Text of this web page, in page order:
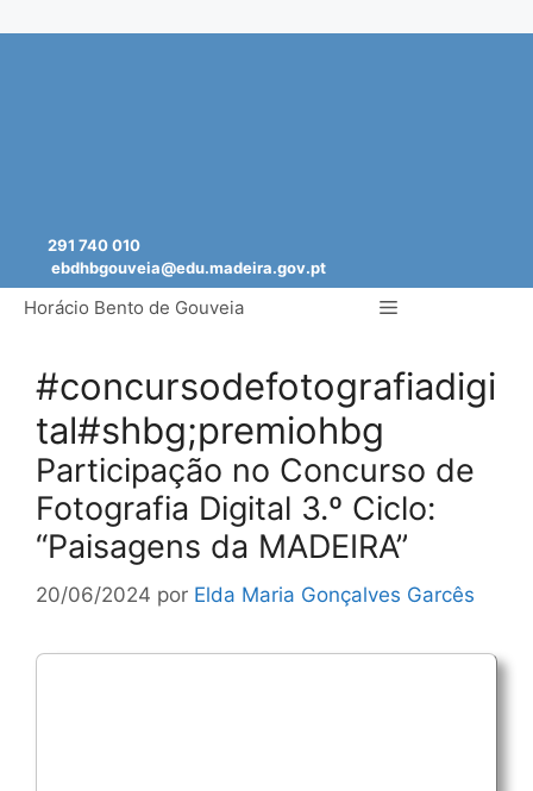
291 740 010
ebdhbgouveia@edu.madeira.gov.pt
Horácio Bento de Gouveia Menu
#concursodefotografiadigi
tal#shbg;premiohbg
Participação no Concurso de
Fotografia Digital 3.º Ciclo:
“Paisagens da MADEIRA”
20/06/2024 por Elda Maria Gonçalves Garcês